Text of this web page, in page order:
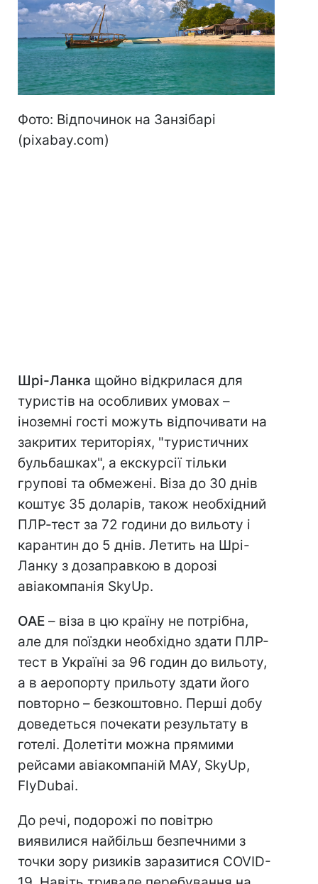
Фото: Відпочинок на Занзібарі
(pixabay.com)
Шрі-Ланка щойно відкрилася для
туристів на особливих умовах –
іноземні гості можуть відпочивати на
закритих територіях, "туристичних
бульбашках", а екскурсії тільки
групові та обмежені. Віза до 30 днів
коштує 35 доларів, також необхідний
ПЛР-тест за 72 години до вильоту і
карантин до 5 днів. Летить на Шрі-
Ланку з дозаправкою в дорозі
авіакомпанія SkyUp.
ОАЕ – віза в цю країну не потрібна,
але для поїздки необхідно здати ПЛР-
тест в Україні за 96 годин до вильоту,
а в аеропорту прильоту здати його
повторно – безкоштовно. Перші добу
доведеться почекати результату в
готелі. Долетіти можна прямими
рейсами авіакомпаній МАУ, SkyUp,
FlyDubai.
До речі, подорожі по повітрю
виявилися найбільш безпечними з
точки зору ризиків заразитися COVID-